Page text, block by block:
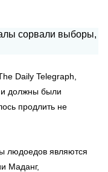
Daily Telegraph,
и должны были
продлить не
людоедов являются
Маданг,